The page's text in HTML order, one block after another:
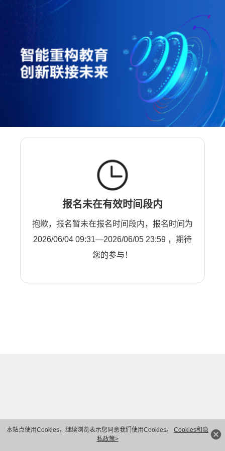
本站点使用Cookies，继续浏览表示您同意我们使用Cookies。 Cookies和隐
私政策>
报名未在有效时间段内
抱歉，报名暂未在报名时间段内，报名时间为
2026/06/04 09:31—2026/06/05 23:59 ，期待
您的参与！